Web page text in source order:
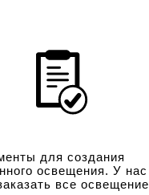
для создания
освещения. У нас
все освещение